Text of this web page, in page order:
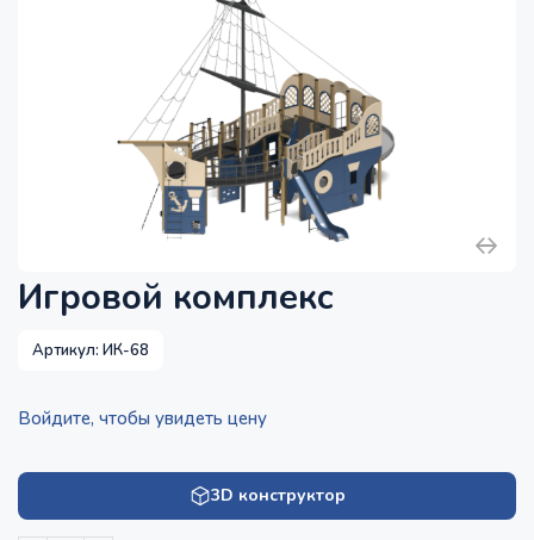
Игровой комплекс
Артикул:ИК-68
Войдите, чтобы увидеть цену
3D конструктор